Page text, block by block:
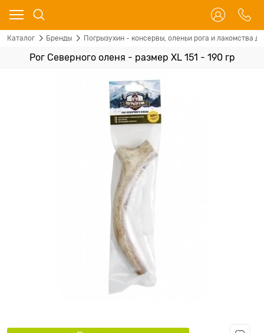
Каталог Бренды Погрызухин - консервы, оленьи рога и лакомства
Рог Северного оленя - размер XL 151 - 190 гр